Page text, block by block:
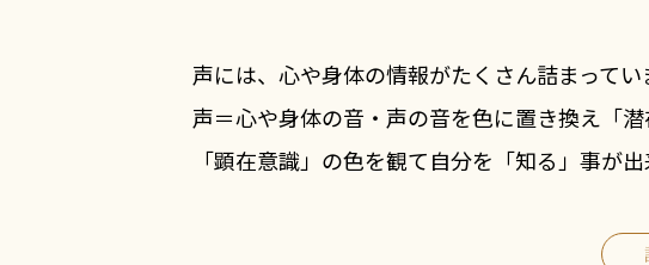
声には、心や身体の情報がたくさん詰まってい
声＝心や身体の音・声の音を色に置き換え「潜
「顕在意識」の色を観て自分を「知る」事が出